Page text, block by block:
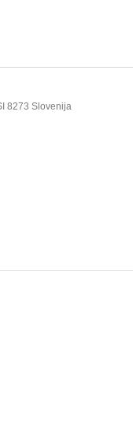
8273 Slovenija